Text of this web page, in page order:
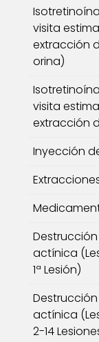
visita
extracción
orina)
visita
extracción
Inyección
actínica
1ª Lesión)
actínica
2-14